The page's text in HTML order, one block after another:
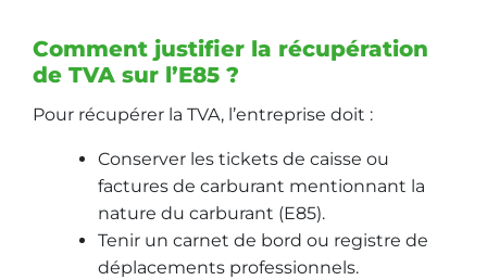
Comment justifier la récupération
de TVA sur l’E85 ?
Pour récupérer la TVA, l’entreprise doit :
Conserver les tickets de caisse ou
factures de carburant mentionnant la
nature du carburant (E85).
Tenir un carnet de bord ou registre de
déplacements professionnels.